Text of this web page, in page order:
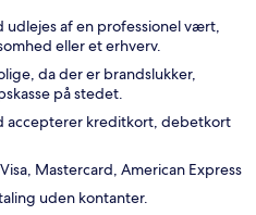
udlejes af en professionel vært,
eller et erhverv.
da der er brandslukker,
på stedet.
accepterer kreditkort, debetkort
Mastercard, American Express
uden kontanter.